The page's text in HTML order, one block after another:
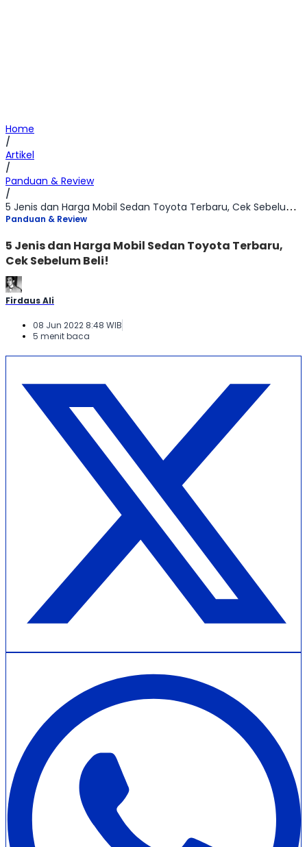
Home
/
Artikel
/
Panduan & Review
/
5 Jenis dan Harga Mobil Sedan Toyota Terbaru, Cek Sebelum Beli!
Panduan & Review
5 Jenis dan Harga Mobil Sedan Toyota Terbaru,
Cek Sebelum Beli!
Firdaus Ali
08 Jun 2022 8:48 WIB
5 menit baca